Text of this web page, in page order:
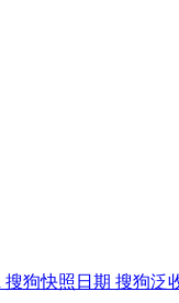
搜狗快照日期 搜狗泛